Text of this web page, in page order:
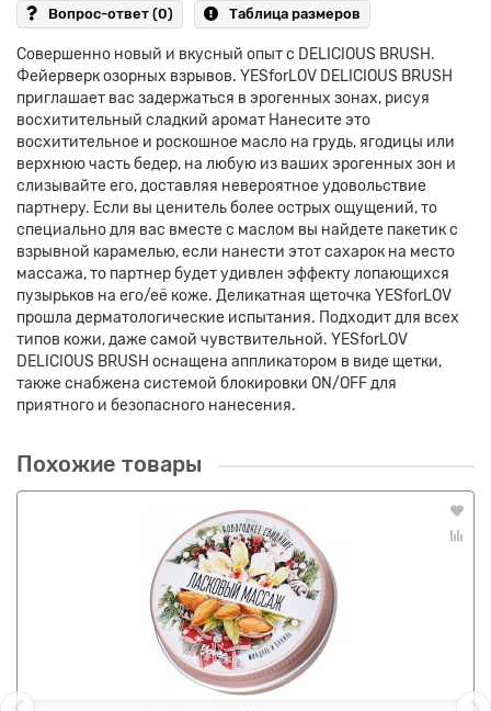
Вопрос-ответ (0) Таблица размеров
Совершенно новый и вкусный опыт с DELICIOUS BRUSH.
Фейерверк озорных взрывов. YESforLOV DELICIOUS BRUSH
приглашает вас задержаться в эрогенных зонах, рисуя
восхитительный сладкий аромат Нанесите это
восхитительное и роскошное масло на грудь, ягодицы или
верхнюю часть бедер, на любую из ваших эрогенных зон и
слизывайте его, доставляя невероятное удовольствие
партнеру. Если вы ценитель более острых ощущений, то
специально для вас вместе с маслом вы найдете пакетик с
взрывной карамелью, если нанести этот сахарок на место
массажа, то партнер будет удивлен эффекту лопающихся
пузырьков на его/её коже. Деликатная щеточка YESforLOV
прошла дерматологические испытания. Подходит для всех
типов кожи, даже самой чувствительной. YESforLOV
DELICIOUS BRUSH оснащена аппликатором в виде щетки,
также снабжена системой блокировки ON/OFF для
приятного и безопасного нанесения.
Похожие товары